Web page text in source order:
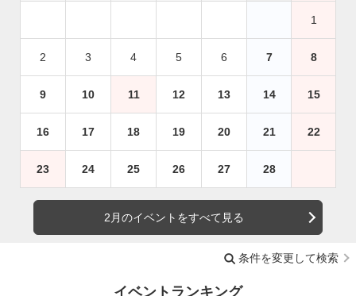
1
2 3 4 5 6 7 8
9 10 11 12 13 14 15
16 17 18 19 20 21 22
23 24 25 26 27 28
2月のイベントをすべて見る
条件を変更して検索
イベントランキング